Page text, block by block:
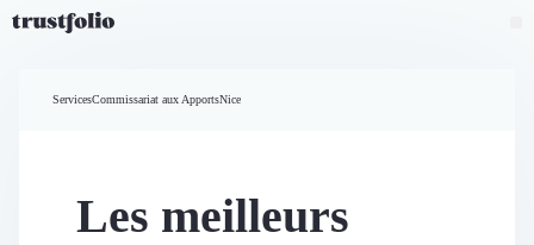
Widgets d'avis
Partage d’avis multicanal
ServicesCommissariat aux ApportsNice
Les meilleurs